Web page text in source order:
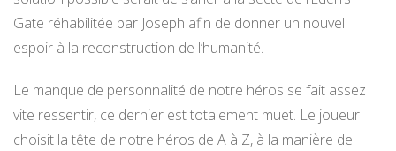
Gate réhabilitée par Joseph afin de donner un nouvel
espoir à la reconstruction de l’humanité.
Le manque de personnalité de notre héros se fait assez
vite ressentir, ce dernier est totalement muet. Le joueur
choisit la tête de notre héros de A à Z, à la manière de